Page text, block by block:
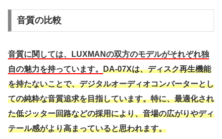
音質の比較
音質に関しては、LUXMANの双方のモデルがそれぞれ独
自の魅力を持っています。 DA-07Xは、ディスク再生機能
を持たないことで、デジタルオーディオコンバーターとし
ての純粋な音質追求を目指しています。特に、最適化され
た低ジッター回路などの採用により、音場の広がりやディ
テール感がより高まっていると思われます。